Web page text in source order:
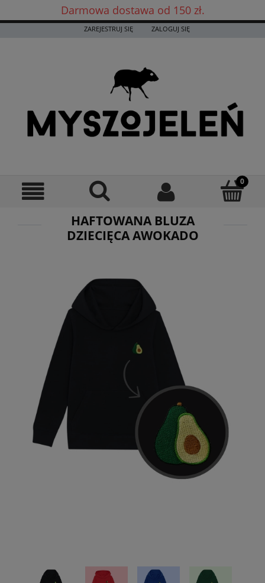
Darmowa dostawa od 150 zł.
Darmowa dostawa już od 150 zł! ✨
ZAREJESTRUJ SIĘ ZALOGUJ SIĘ
HAFTOWANA BLUZA
DZIECIĘCA AWOKADO